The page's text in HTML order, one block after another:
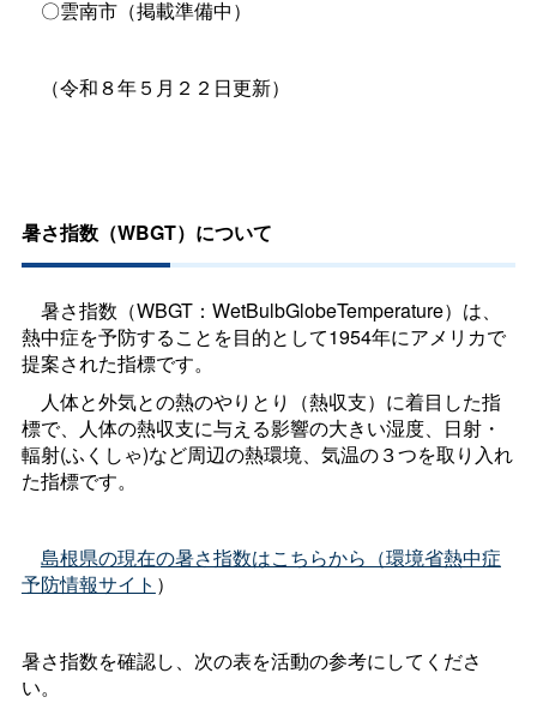
〇雲南市（掲載準備中）
（令和８年５月２２日更新）
暑さ指数（WBGT）について
暑さ指数（WBGT：WetBulbGlobeTemperature）は、
熱中症を予防することを目的として1954年にアメリカで
提案された指標です。
人体と外気との熱のやりとり（熱収支）に着目した指
標で、人体の熱収支に与える影響の大きい湿度、日射・
輻射(ふくしゃ)など周辺の熱環境、気温の３つを取り入れ
た指標です。
島根県の現在の暑さ指数はこちらから（環境省熱中症
予防情報サイト ）
暑さ指数を確認し、次の表を活動の参考にしてくださ
い。